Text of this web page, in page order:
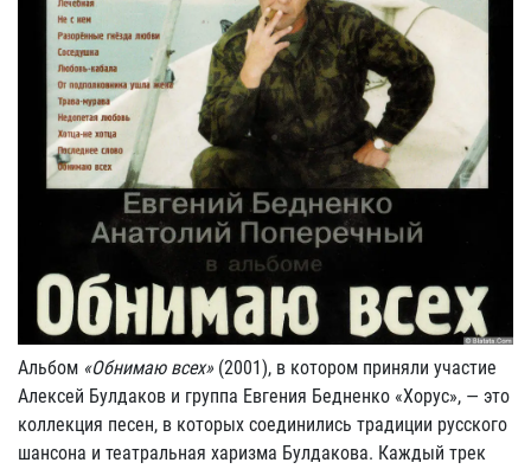
Альбом «Обнимаю всех»(2001), в котором приняли участие
Алексей Булдаков и группа Евгения Бедненко «Хорус», — это
коллекция песен, в которых соединились традиции русского
шансона и театральная харизма Булдакова. Каждый трек